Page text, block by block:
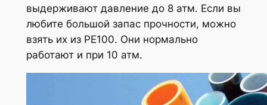
выдерживают давление до 8 атм. Если вы
любите большой запас прочности, можно
взять их из PE100. Они нормально
работают и при 10 атм.